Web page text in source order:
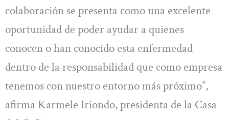
colaboración se presenta como una excelente
oportunidad de poder ayudar a quienes
conocen o han conocido esta enfermedad
dentro de la responsabilidad que como empresa
tenemos con nuestro entorno más próximo”,
afirma Karmele Iriondo, presidenta de la Casa